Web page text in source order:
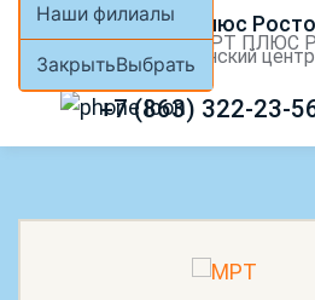
Наши филиалы
ЗакрытьВыбрать
МРТ Плюс
ООО «МРТ ПЛЮС
медицинский центр
+7 (863) 322-23-